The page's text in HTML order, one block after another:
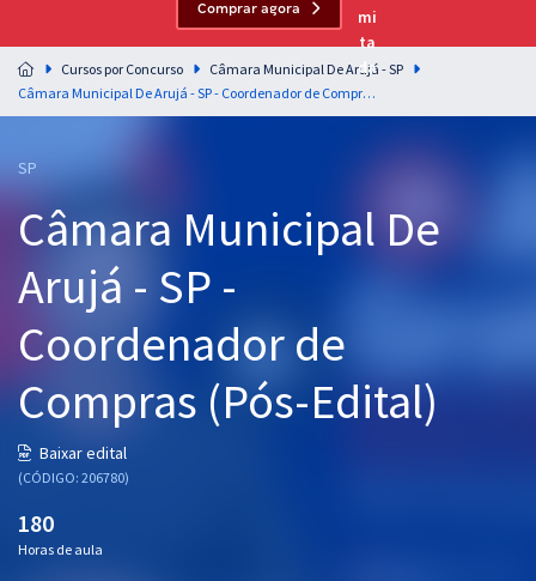
Residências Multiprofissionais
Preparação completa e intensiva para as principais
residências em saúde do Brasil
Cursos 20% OFF
Pós
Graduação
OAB
Conteúdo gratuito
Comprar agora
Cursos por Concurso
Câmara Municipal De Arujá - SP
Câmara Municipal De Arujá - SP - Coordenador de Compras (Pós-Edital)
SP
Câmara Municipal De
Arujá - SP -
Coordenador de
Compras (Pós-Edital)
Baixar edital
(CÓDIGO: 206780)
180
Horas de aula